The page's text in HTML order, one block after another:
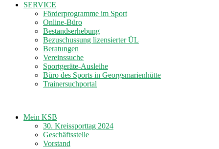
SERVICE
Förderprogramme im Sport
Online-Büro
Bestandserhebung
Bezuschussung lizensierter ÜL
Beratungen
Vereinssuche
Sportgeräte-Ausleihe
Büro des Sports in Georgsmarienhütte
Trainersuchportal
Mein KSB
30. Kreissporttag 2024
Geschäftsstelle
Vorstand